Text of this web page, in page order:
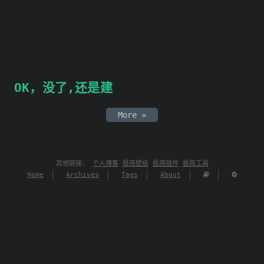
OK，没了,还是建
More »
其他链接： 个人博客 极简壁纸 极简插件 极简工具
Home
Archives Tags About